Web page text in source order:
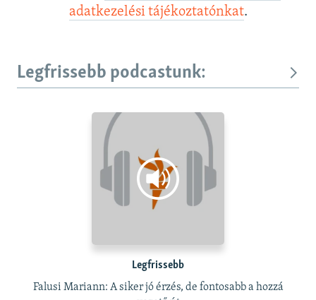
adatkezelési tájékoztatónkat.
Legfrissebb podcastunk:
Legfrissebb
Falusi Mariann: A siker jó érzés, de fontosabb a hozzá